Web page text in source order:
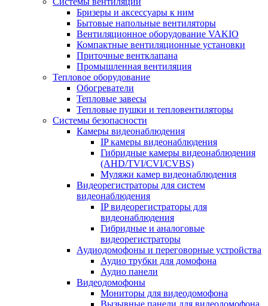
Бризеры и аксессуары к ним
Бытовые напольные вентиляторы
Вентиляционное оборудование VAKIO
Компактные вентиляционные установки
Приточные вентклапана
Промышленная вентиляция
Тепловое оборудование
Обогреватели
Тепловые завесы
Тепловые пушки и тепловентиляторы
Системы безопасности
Камеры видеонаблюдения
IP камеры видеонаблюдения
Гибридные камеры видеонаблюдения
(AHD/TVI/CVI/CVBS)
Муляжи камер видеонаблюдения
Видеорегистраторы для систем
видеонаблюдения
IP видеорегистраторы для
видеонаблюдения
Гибридные и аналоговые
видеорегистраторы
Аудиодомофоны и переговорные устройства
Аудио трубки для домофона
Аудио панели
Видеодомофоны
Мониторы для видеодомофона